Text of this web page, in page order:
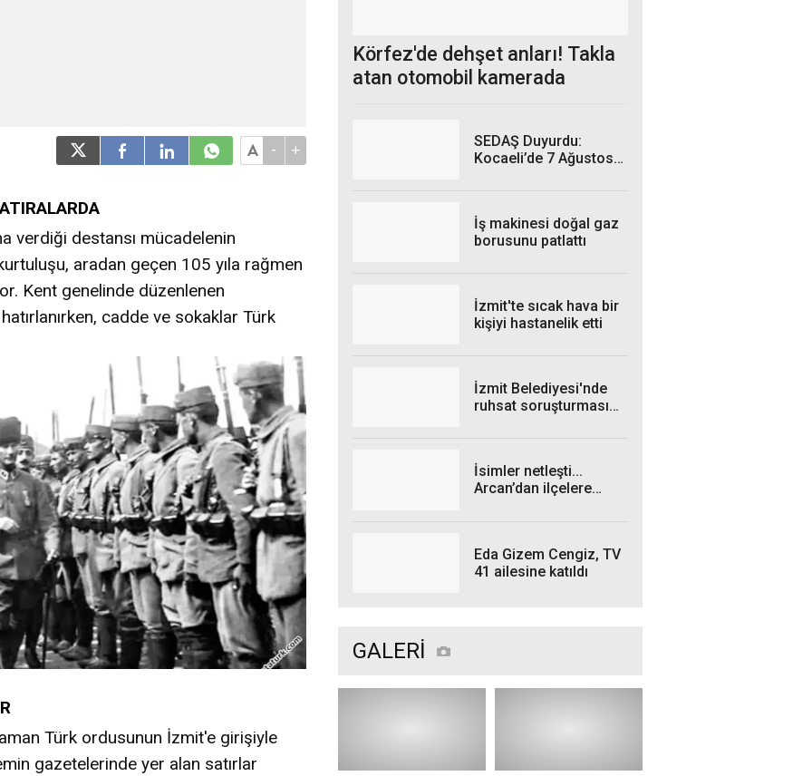
- +
verdiği destansı mücadelenin
aradan geçen 105 yıla rağmen
Kent genelinde düzenlenen
cadde ve sokaklar Türk
Türk ordusunun İzmit'e girişiyle
gazetelerinde yer alan satırlar
Körfez'de dehşet anları! Takla
atan otomobil kamerada
SEDAŞ Duyurdu:
Kocaeli’de 7 Ağustos
İş makinesi doğal gaz
borusunu patlattı
İzmit'te sıcak hava bir
kişiyi hastanelik etti
İzmit Belediyesi'nde
ruhsat soruşturması
İsimler netleşti...
Arcan’dan ilçelere
Eda Gizem Cengiz, TV
41 ailesine katıldı
GALERİ